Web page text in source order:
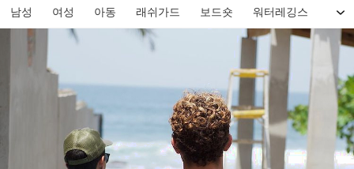
남성 여성 아동 래쉬가드 보드숏 워터레깅스 비
메뉴